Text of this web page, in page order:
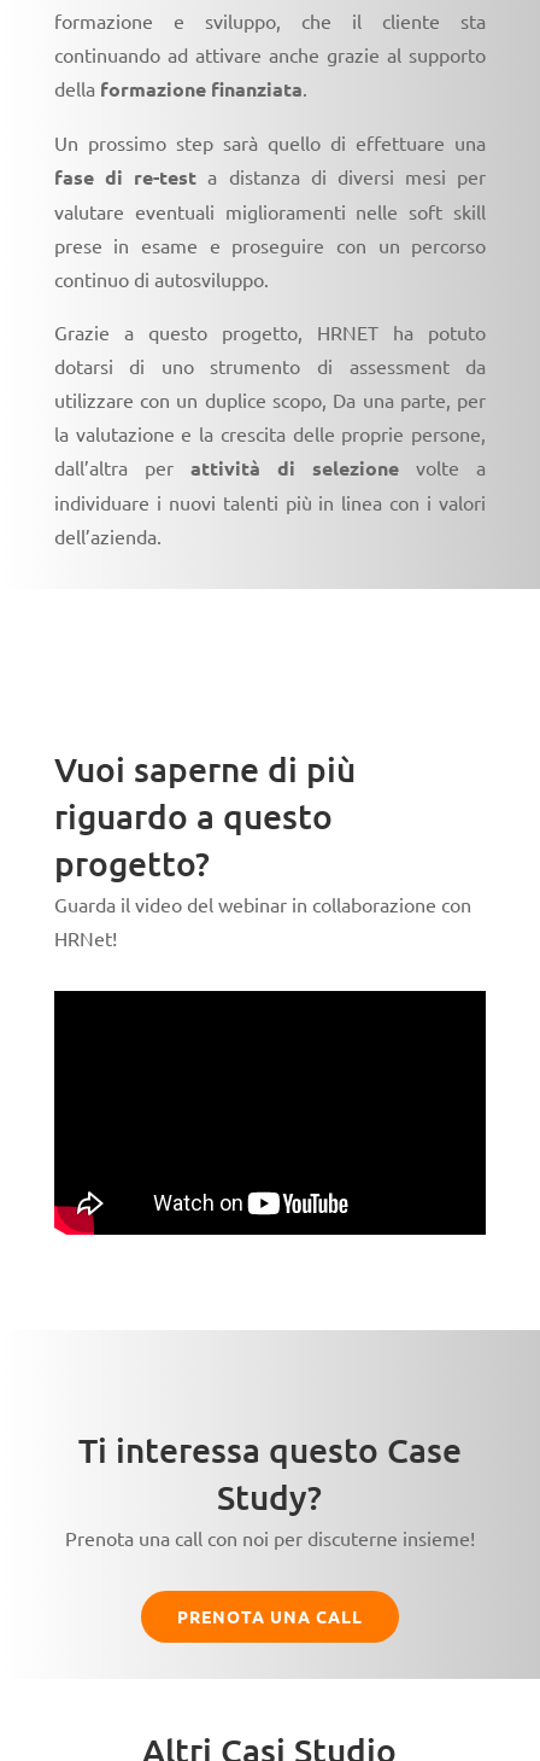
formazione e sviluppo, che il cliente sta
continuando ad attivare anche grazie al supporto
della formazione finanziata
Un prossimo step sarà quello di effettuare una
fase di re-test a distanza di diversi mesi per
valutare eventuali miglioramenti nelle soft skill
prese in esame e proseguire con un percorso
continuo di autosviluppo.
Grazie a questo progetto, HRNET ha potuto
dotarsi di uno strumento di assessment da
utilizzare con un duplice scopo, Da una parte, per
la valutazione e la crescita delle proprie persone,
dall’altra per attività di selezione volte a
individuare i nuovi talenti più in linea con i valori
dell’azienda.
Vuoi saperne di più
riguardo a questo
progetto?
Guarda il video del webinar in collaborazione con
HRNet!
Ti interessa questo Case
Study?
Prenota una call con noi per discuterne insieme!
PRENOTA UNA CALL
Altri Casi Studio